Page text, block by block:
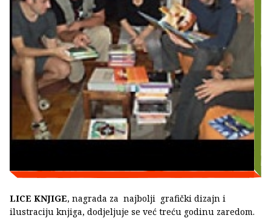
LICE KNJIGE, nagrada za najbolji grafički dizajn i
ilustraciju knjiga, dodjeljuje se već treću godinu zaredom.